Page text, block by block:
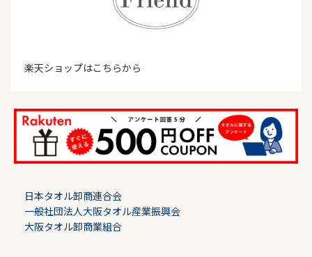
楽天ショップはこちらから
日本タオル卸商連合会
一般社団法人大阪タオル産業振興会
大阪タオル卸商業組合